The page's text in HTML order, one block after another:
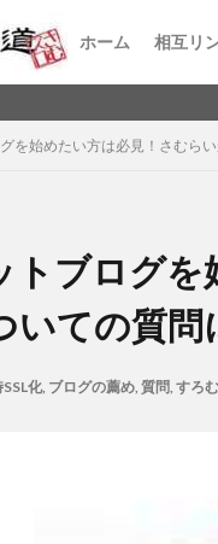
ホーム 相互リ
元ス
を始めたい方は必見！さむら
ブログを
ての質問
化, ブログの薦め, 質問, すろ